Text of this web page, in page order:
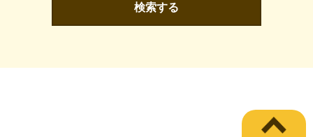
検索する